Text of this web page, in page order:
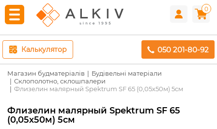
0
Калькулятор 050 201-80-92
Магазин будматеріалів
Будівельні матеріали
Склополотно, склошпалери
Флизелин малярный Spektrum SF 65 (0,05х50м) 5см
Флизелин малярный Spektrum SF 65
(0,05х50м) 5см